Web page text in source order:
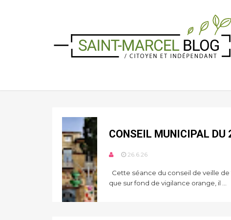
CONSEIL MUNICIPAL DU
26.6.26
Cette séance du conseil de veille
que sur fond de vigilance orange, il ...